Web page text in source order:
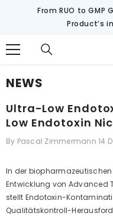
SKIP TO CONTENTFrom RUO to GMP
Product‘s
NEWS
Ultra-Low
Low Endotoxin
By Pascal Zimmermann 14
In der
Entwicklung von Advanced
stellt Endotoxin-
Qualitätskontroll-